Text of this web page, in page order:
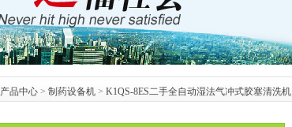
产品中心 > 制药设备机 > K1QS-8ES二手全自动湿法气冲式胶塞清洗机